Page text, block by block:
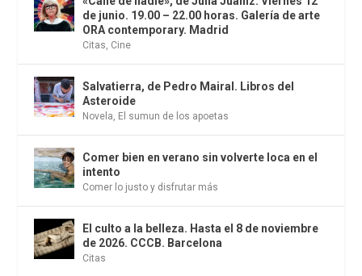
de junio. 19.00 – 22.00 horas. Galería de arte
ORA contemporary. Madrid
Citas, Cine
Salvatierra, de Pedro Mairal. Libros del
Asteroide
Novela, El sumun de los apoetas
Comer bien en verano sin volverte loca en el
intento
Comer lo justo y disfrutar más
El culto a la belleza. Hasta el 8 de noviembre
de 2026. CCCB. Barcelona
Citas